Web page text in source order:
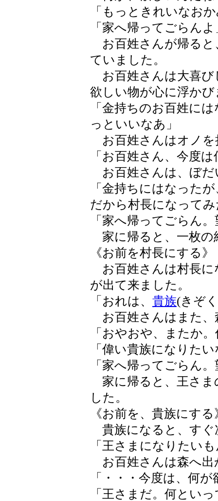
「もっときれいなお
「家へ帰ってごらんよ
お百姓さんが帰ると
ていました。
お百姓さんは大喜び
欲しい物が心に浮か
「金持ちのお百姓に
っといいなあ」
お百姓さんはオノを
「お百姓さん、今度
お百姓さんは、ぼだ
「金持ちにはなった
だから村長になって
「家へ帰ってごらん
家に帰ると、一枚の
《お前を村長にする》
お百姓さんは村長に
が出て来ました。
「おれは、 貴族(きぞ
お百姓さんはまた、
「おやおや、またか
「偉い貴族になりた
「家へ帰ってごらん
家に帰ると、王さま
した。
《お前を、貴族にする
貴族になると、すぐ
「王さまになりたい
お百姓さんは森へ出
「・・・今度は、何
「王さまだ。何とい